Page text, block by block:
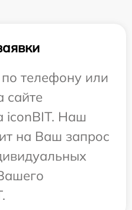
телефону или
сайте
iconBIT. Наш
на Ваш запрос